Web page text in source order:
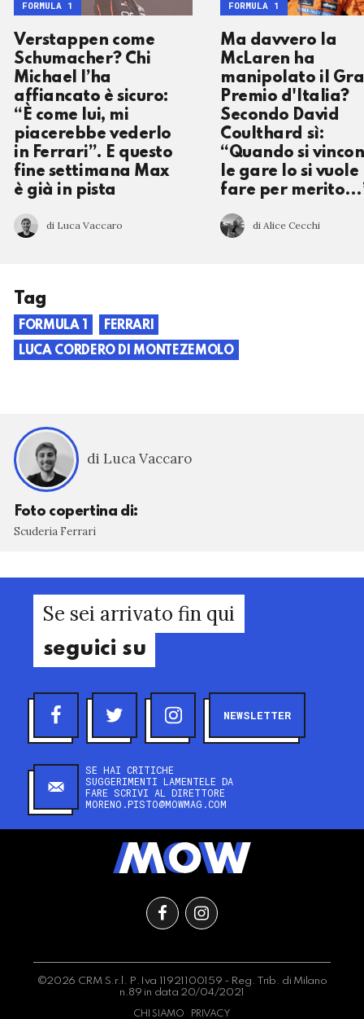
Verstappen come
Schumacher? Chi
Michael l’ha
affiancato è sicuro:
“È come lui, mi
piacerebbe vederlo
in Ferrari”. E questo
fine settimana Max
è già in pista
di Luca Vaccaro
FORMULA 1
Ma davvero la
McLaren ha
manipolato il
Premio d'Italia?
Secondo David
Coulthard sì:
“Quando si
le gare lo si vuole
fare per
di Alice Cecchi
FORMULA 1
Tag
FORMULA 1
FERRARI
LUCA CORDERO DI MONTEZEMOLO
di Luca Vaccaro
Foto copertina di:
Scuderia Ferrari
Se sei arrivato fin qui
seguici su
NEWSLETTER
SE HAI CRITICHE
SUGGERIMENTI LAMENTELE DA
FARE SCRIVI AL DIRETTORE
MORENO.PISTO@MOWMAG.COM
©2026 CRM S.r.l. P.Iva 11921100159 - Reg. Trib. di Milano
n.89 in data 20/04/2021
CHI SIAMO PRIVACY